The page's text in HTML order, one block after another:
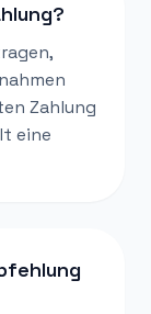
Zahlung
eine